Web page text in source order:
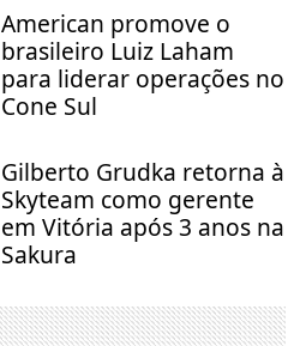
American promove o
brasileiro Luiz Laham
para liderar operações no
Cone Sul
Gilberto Grudka retorna à
Skyteam como gerente
em Vitória após 3 anos na
Sakura